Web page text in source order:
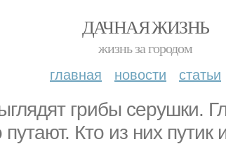
ДАЧНАЯ ЖИЗНЬ
жизнь за городом
главная новости статьи
грибы серушки.
путают. Кто из них